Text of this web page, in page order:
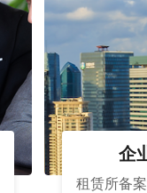
企
租赁所备